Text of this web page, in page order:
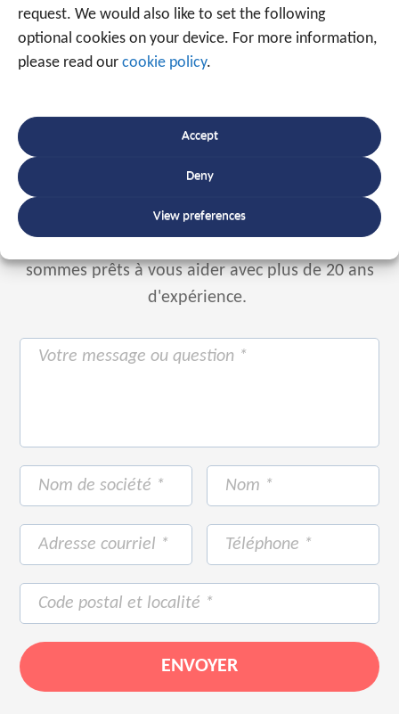
request. We would also like to set the following
optional cookies on your device. For more information,
please read our cookie policy.
Accept
Deny
View preferences
Parlez à un expert
+32 56 49 35 87
sommes prêts à vous aider avec plus de 20 ans
d'expérience.